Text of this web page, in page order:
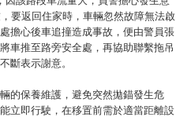
要返回住家時，車輛忽然故障無法啟
擔心後車追撞造成事故，便由警員張
車推至路旁安全處，再協助聯繫拖吊
斷表示謝意。
的保養維護，避免突然拋錨發生危
立即行駛，在移置前需於適當距離設